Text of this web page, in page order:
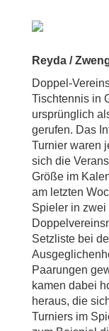
Reyda /
Doppel-
Tischtennis in
ursprünglich
gerufen. Das
Turnier waren
sich die
Größe im
am letzten
Spieler in zwei
Setzliste bei
Paarungen
kamen dabei
heraus, die
Turniers im